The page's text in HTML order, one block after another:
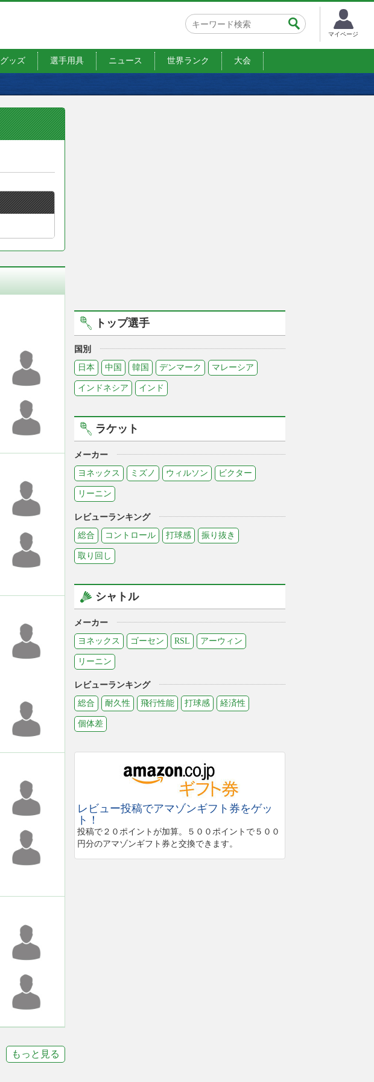
マイページ
グッズ 選手用具 ニュース 世界ランク 大会
もっと見る
トップ選手
国別
日本
中国 韓国 デンマーク マレーシア
インドネシア インド
ラケット
メーカー
ヨネックス
ミズノ ウィルソン ビクター
リーニン
レビューランキング
総合
コントロール 打球感 振り抜き
取り回し
シャトル
メーカー
ヨネックス
ゴーセン RSL アーウィン
リーニン
レビューランキング
総合
耐久性 飛行性能 打球感 経済性
個体差
レビュー投稿でアマゾンギフト券をゲッ
ト！
投稿で２０ポイントが加算。５００ポイントで５００
円分のアマゾンギフト券と交換できます。